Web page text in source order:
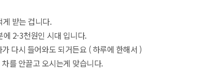
받는 겁니다.
2-3천원인 시대 입니다.
다시 들어와도 되거든요 ( 하루에 한해서 )
를 안끌고 오시는게 맞습니다.